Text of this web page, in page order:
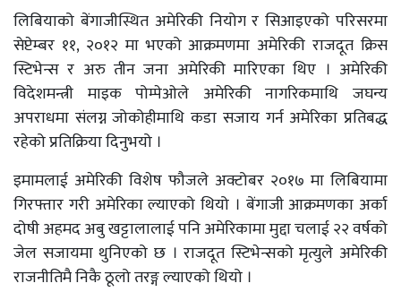
लिबियाको बेंगाजीस्थित अमेरिकी नियोग र सिआइएको परिसरमा
सेप्टेम्बर ११, २०१२ मा भएको आक्रमणमा अमेरिकी राजदूत क्रिस
स्टिभेन्स र अरु तीन जना अमेरिकी मारिएका थिए । अमेरिकी
विदेशमन्त्री माइक पोम्पेओले अमेरिकी नागरिकमाथि जघन्य
अपराधमा संलग्न जोकोहीमाथि कडा सजाय गर्न अमेरिका प्रतिबद्ध
रहेको प्रतिक्रिया दिनुभयो ।
इमामलाई अमेरिकी विशेष फौजले अक्टोबर २०१७ मा लिबियामा
गिरफ्तार गरी अमेरिका ल्याएको थियो । बेंगाजी आक्रमणका अर्का
दोषी अहमद अबु खट्टालालाई पनि अमेरिकामा मुद्दा चलाई २२ वर्षको
जेल सजायमा थुनिएको छ । राजदूत स्टिभेन्सको मृत्युले अमेरिकी
राजनीतिमै निकै ठूलो तरङ्ग ल्याएको थियो ।